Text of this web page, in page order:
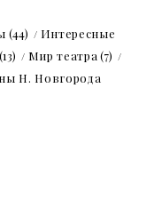
(44)
Интересные
(13) Мир театра (7)
Н. Новгорода